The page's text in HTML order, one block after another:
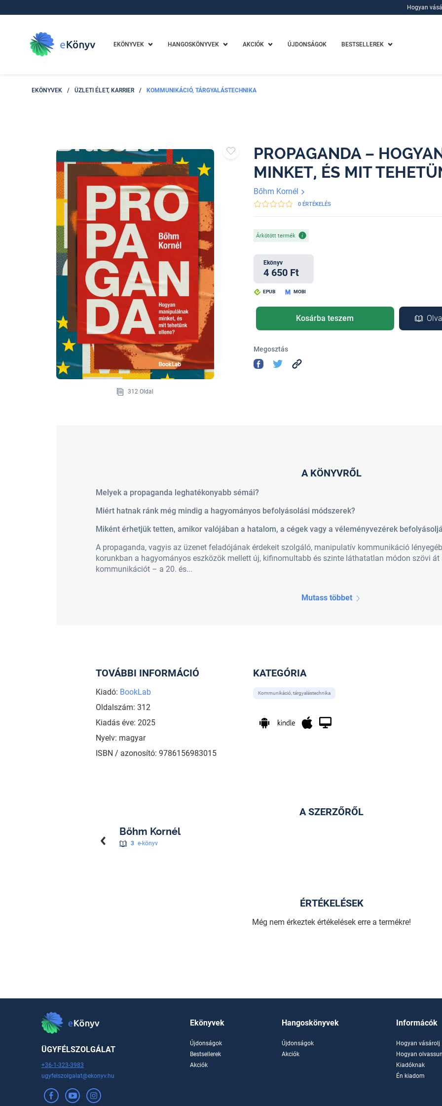
Hogyan
EKÖNYVEK HANGOSKÖNYVEK AKCIÓK ÚJDONSÁGOK BESTSELLEREK
EKÖNYVEK / ÜZLETI ÉLET, KARRIER / KOMMUNIKÁCIÓ, TÁRGYALÁSTECHNIKA
312 Oldal
PROPAGANDA –
MINKET, ÉS MIT
Bőhm Kornél
0 ÉRTÉKELÉS
Árkötött termék
Ekönyv
4 650 Ft
EPUB MOBI
Kosárba teszem
Megosztás
A KÖNYVRŐL
Melyek a propaganda leghatékonyabb sémái?
Miért hatnak ránk még mindig a hagyományos befolyásolási módszerek?
Miként érhetjük tetten, amikor valójában a hatalom, a cégek vagy a véleményvezérek
A propaganda, vagyis az üzenet feladójának érdekeit szolgáló, manipulatív kommunikáció
korunkban a hagyományos eszközök mellett új, kifinomultabb és szinte láthatatlan módon szövi
kommunikációt – a 20. és...
Mutass többet
TOVÁBBI INFORMÁCIÓ
Kiadó: BookLab
Oldalszám: 312
Kiadás éve: 2025
Nyelv: magyar
ISBN / azonosító: 9786156983015
KATEGÓRIA
Kommunikáció, tárgyalástechnika
A SZERZŐRŐL
Bőhm Kornél
3 e-könyv
ÉRTÉKELÉSEK
Még nem érkeztek értékelések erre a termékre!
ÜGYFÉLSZOLGÁLAT
+36-1-323-3983
ugyfelszolgalat@ekonyv.hu
Ekönyvek
Újdonságok
Bestsellerek
Akciók
Hangoskönyvek
Újdonságok
Akciók
Informácók
Hogyan vásárolj
Hogyan
Kiadóknak
Én kiadom